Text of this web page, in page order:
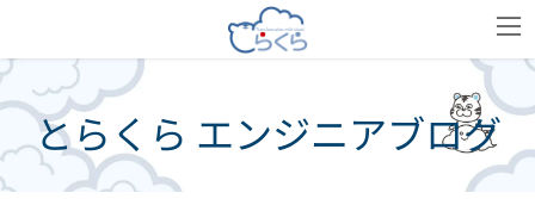
テ
ン
ツ
ス
キ
ゲ
ー
シ
ン
に
とらくら エンジニアブログ